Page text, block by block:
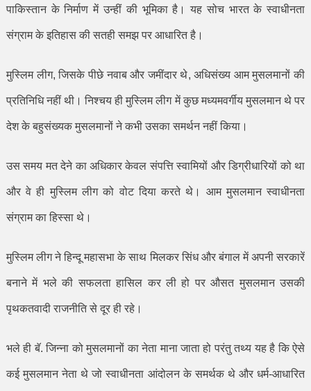
पाकिस्तान के निर्माण में उन्हीं की भूमिका है। यह सोच भारत के स्वाधीनता
संग्राम के इतिहास की सतही समझ पर आधारित है।
मुस्लिम लीग,जिसके पीछे नवाब और जमींदार थे,अधिसंख्य आम मुसलमानों की
प्रतिनिधि नहीं थी। निश्चय ही मुस्लिम लीग में कुछ मध्यमवर्गीय मुसलमान थे पर
देश के बहुसंख्यक मुसलमानों ने कभी उसका समर्थन नहीं किया।
उस समय मत देने का अधिकार केवल संपत्ति स्वामियों और डिग्रीधारियों को था
और वे ही मुस्लिम लीग को वोट दिया करते थे। आम मुसलमान स्वाधीनता
संग्राम का हिस्सा थे।
मुस्लिम लीग ने हिन्दू महासभा के साथ मिलकर सिंध और बंगाल में अपनी सरकारें
बनाने में भले की सफलता हासिल कर ली हो पर औसत मुसलमान उसकी
पृथकतवादी राजनीति से दूर ही रहे।
भले ही बॅ. जिन्ना को मुसलमानों का नेता माना जाता हो परंतु तथ्य यह है कि ऐसे
कई मुसलमान नेता थे जो स्वाधीनता आंदोलन के समर्थक थे और धर्म-आधारित